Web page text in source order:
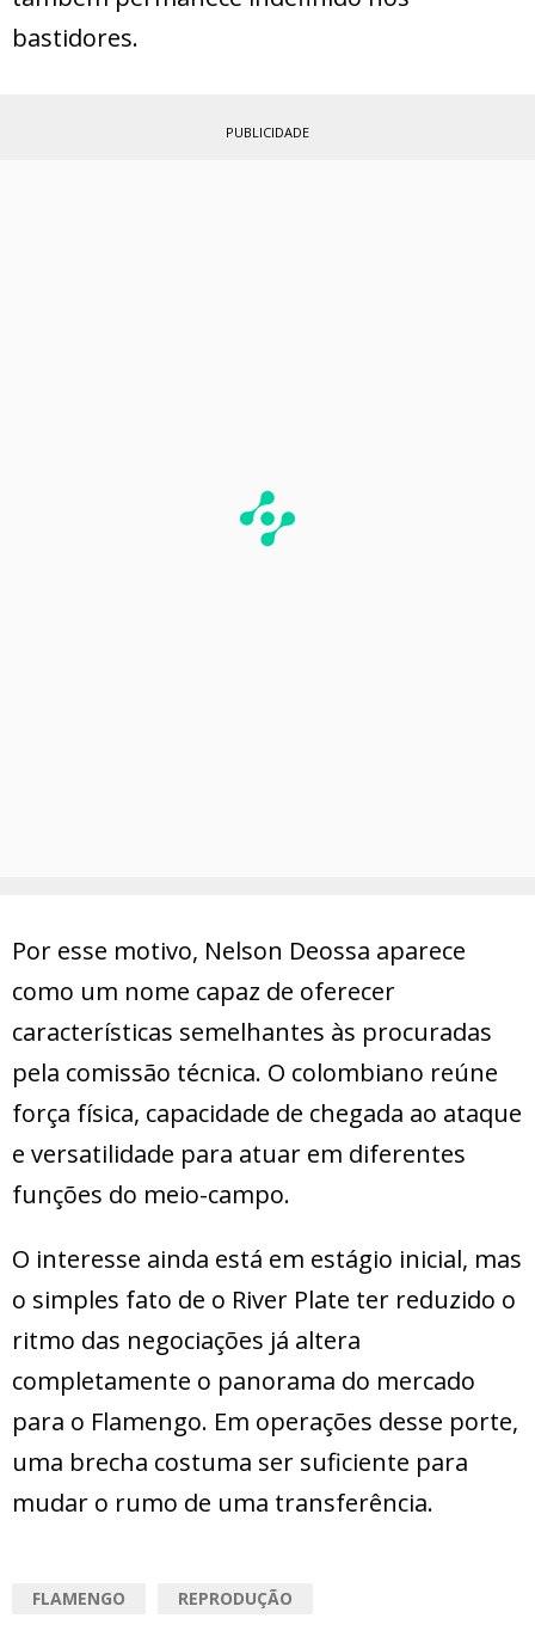
bastidores.
PUBLICIDADE
Por esse motivo, Nelson Deossa aparece
como um nome capaz de oferecer
características semelhantes às procuradas
pela comissão técnica. O colombiano reúne
força física, capacidade de chegada ao ataque
e versatilidade para atuar em diferentes
funções do meio-campo.
O interesse ainda está em estágio inicial, mas
o simples fato de o River Plate ter reduzido o
ritmo das negociações já altera
completamente o panorama do mercado
para o Flamengo. Em operações desse porte,
uma brecha costuma ser suficiente para
mudar o rumo de uma transferência.
FLAMENGO REPRODUÇÃO